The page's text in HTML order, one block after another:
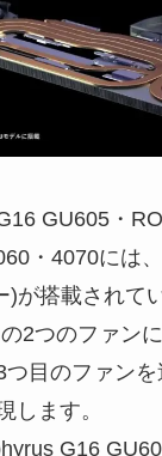
GU605・
・4070には
が搭載されて
2つのファン
目のファン
します。
G16